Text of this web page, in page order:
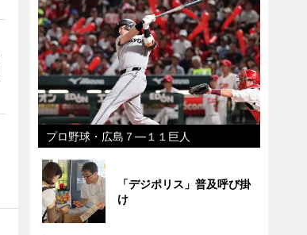
プロ野球・広島７―１１巨人
「デジポリス」普及呼び掛
け